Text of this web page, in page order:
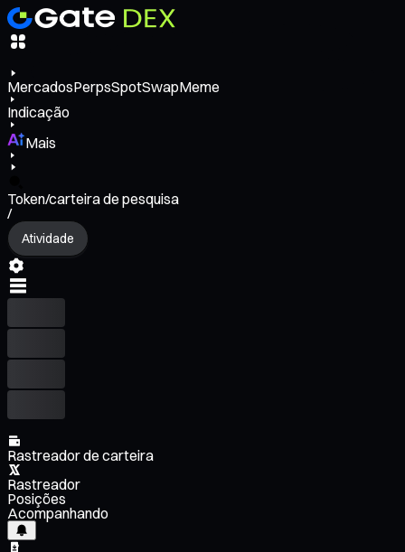
MercadosPerpsSpotSwapMeme
Indicação
Mais
Token/carteira de pesquisa
/
Atividade
Rastreador de carteira
Rastreador
Posições
Acompanhando